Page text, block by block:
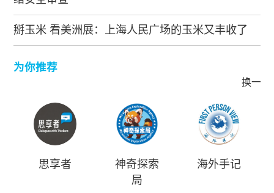
掰玉米 看美洲展：上海人民广场的玉米又丰收了
为你推荐
换一批
思享者
神奇探索
局
海外手记